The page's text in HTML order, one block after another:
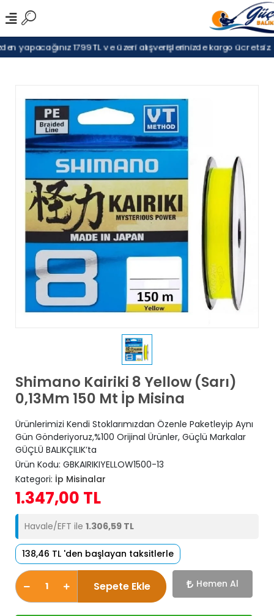
yapacağınız 1799TL ve üzeri alışverişlerinizde kargo ücretsiz.
Shimano Kairiki 8 Yellow (Sarı)
0,13Mm 150 Mt İp Misina
Ürünlerimizi Kendi Stoklarımızdan Özenle Paketleyip Aynı
Gün Gönderiyoruz,%100 Orijinal Ürünler, Güçlü Markalar
GÜÇLÜ BALIKÇILIK’ta
Ürün Kodu: GBKAIRIKIYELLOW1500-13
Kategori: İp Misinalar
1.347,00 TL
Havale/EFT ile 1.306,59 TL
138,46 TL 'den başlayan taksitlerle
Sepete Ekle Hemen Al